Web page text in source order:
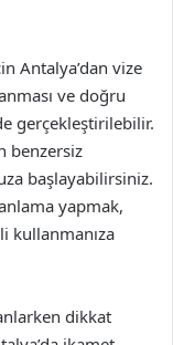
Antalya’dan vize
ve doğru
gerçekleştirilebilir.
benzersiz
başlayabilirsiniz.
yapmak,
kullanmanıza
dikkat